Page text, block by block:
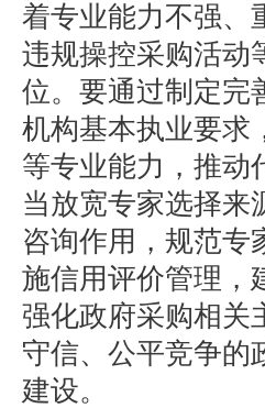
着专业能力不强、
违规操控采购活动
位。要通过制定完
机构基本执业要求
等专业能力，推动
当放宽专家选择来
咨询作用，规范专
施信用评价管理，
强化政府采购相关
守信、公平竞争的
建设。